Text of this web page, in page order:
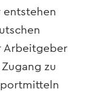
entstehen
Arbeitgeber
zu